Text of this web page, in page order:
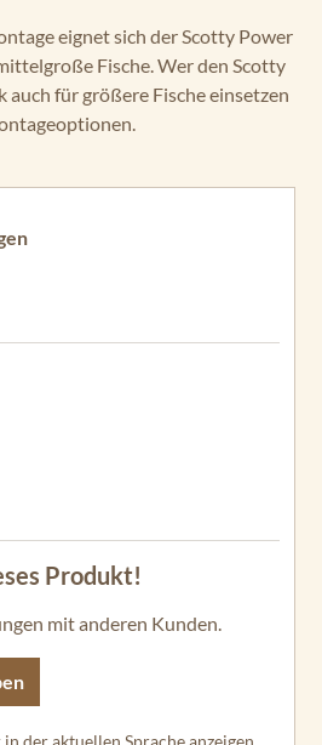
eignet sich der Scotty Power
Fische. Wer den Scotty
auch für größere Fische einsetzen
von 4.93 von 5 Sternen
Produkt!
mit anderen Kunden.
der aktuellen Sprache anzeigen.